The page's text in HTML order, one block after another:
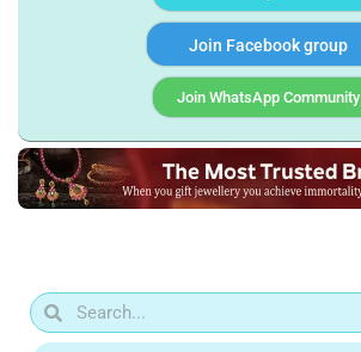
Join Facebook group
Join WhatsApp Community